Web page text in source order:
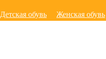
Детская обувь Женская обувь